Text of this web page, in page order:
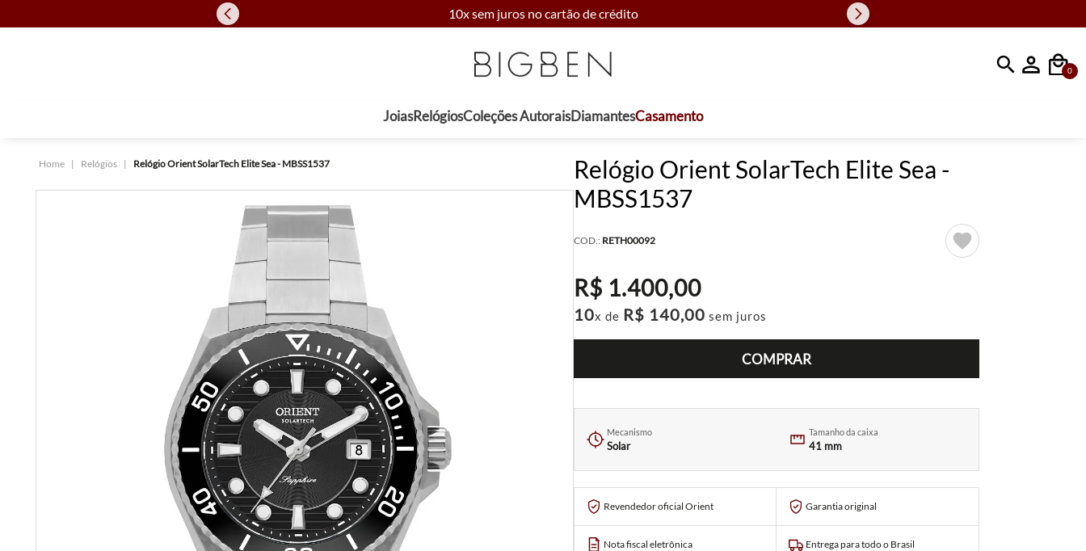
10x sem juros no cartão de crédito
Faça sua busca
0
JoiasRelógiosColeções AutoraisDiamantesCasamento
Relógios Relógio Orient SolarTech Elite Sea - MBSS1537
Relógio Orient SolarTech Elite Sea -
MBSS1537
COD.: RETH00092
R$ 1.400,00
10x de R$ 140,00 sem juros
COMPRAR
Mecanismo
Solar
Tamanho da caixa
41 mm
Revendedor oficial Orient Garantia original
Nota fiscal eletrônica Entrega para todo o Brasil